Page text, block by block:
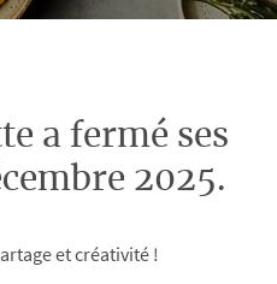
a fermé ses
2025.
et créativité !